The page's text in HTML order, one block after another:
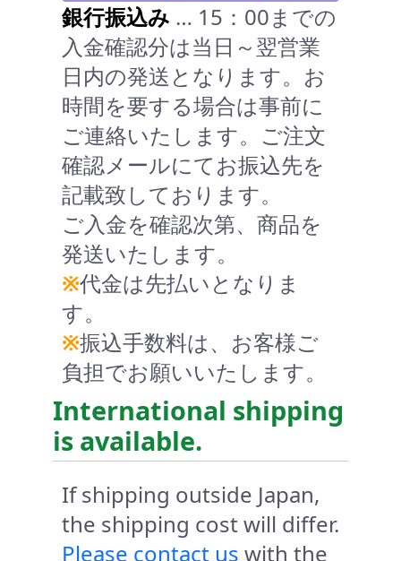
銀行振込み … 15：00までの
入金確認分は当日～翌営業
日内の発送となります。お
時間を要する場合は事前に
ご連絡いたします。ご注文
確認メールにてお振込先を
記載致しております。
ご入金を確認次第、商品を
発送いたします。
※代金は先払いとなりま
す。
※振込手数料は、お客様ご
負担でお願いいたします。
International shipping
is available.
If shipping outside Japan,
the shipping cost will differ.
Please contact us with the